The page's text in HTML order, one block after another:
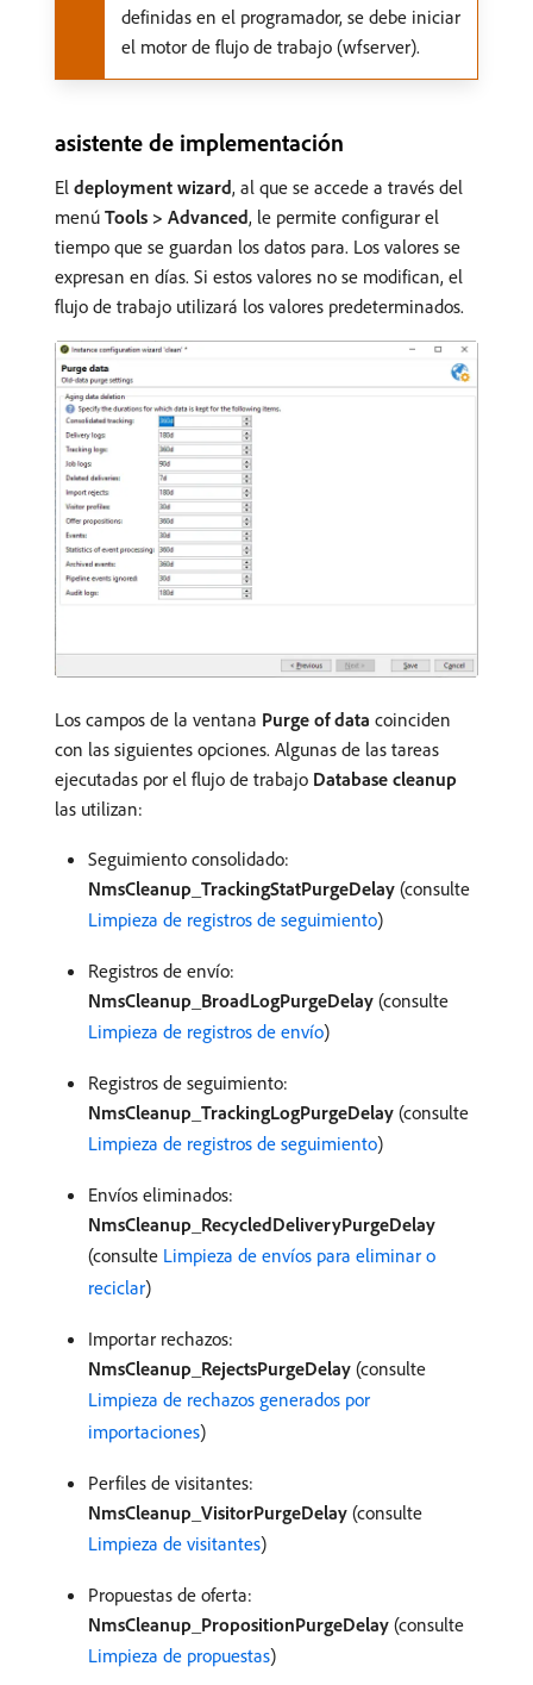
definidas en el programador, se debe iniciar
el motor de flujo de trabajo (wfserver).
asistente de implementación
El deployment wizard, al que se accede a través del
menú Tools > Advanced, le permite configurar el
tiempo que se guardan los datos para. Los valores se
expresan en días. Si estos valores no se modifican, el
flujo de trabajo utilizará los valores predeterminados.
Los campos de la ventana Purge of data coinciden
con las siguientes opciones. Algunas de las tareas
ejecutadas por el flujo de trabajo Database cleanup
las utilizan:
Seguimiento consolidado:
NmsCleanup_TrackingStatPurgeDelay (consulte
Limpieza de registros de seguimiento)
Registros de envío:
NmsCleanup_BroadLogPurgeDelay (consulte
Limpieza de registros de envío)
Registros de seguimiento:
NmsCleanup_TrackingLogPurgeDelay (consulte
Limpieza de registros de seguimiento)
Envíos eliminados:
NmsCleanup_RecycledDeliveryPurgeDelay
(consulte Limpieza de envíos para eliminar o
reciclar)
Importar rechazos:
NmsCleanup_RejectsPurgeDelay (consulte
Limpieza de rechazos generados por
importaciones)
Perfiles de visitantes:
NmsCleanup_VisitorPurgeDelay (consulte
Limpieza de visitantes)
Propuestas de oferta:
NmsCleanup_PropositionPurgeDelay (consulte
Limpieza de propuestas)